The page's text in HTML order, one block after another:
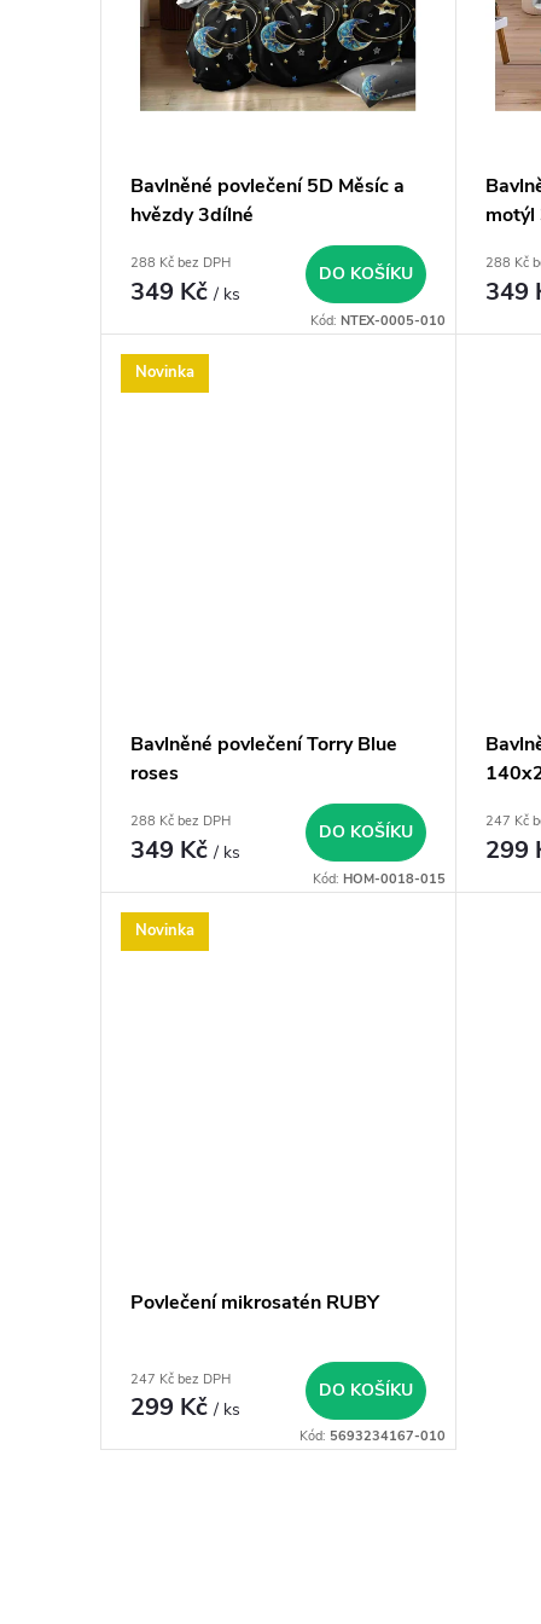
ů
u
k
Bavlněné povlečení 5D Měsíc a
hvězdy 3dílné
288 Kč bez DPH
349 Kč/ ks
DO KOŠÍKU
Kód:NTEX-0005-010
motýl
288 Kč
349
Novinka
Bavlněné povlečení Torry Blue
roses
288 Kč bez DPH
349 Kč/ ks
DO KOŠÍKU
Kód:HOM-0018-015
247 Kč
299
Novinka
Povlečení mikrosatén RUBY
247 Kč bez DPH
299 Kč/ ks
DO KOŠÍKU
Kód: 5693234167-010